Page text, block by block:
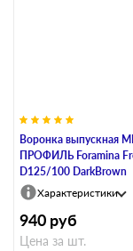
Воронка выпускная
ПРОФИЛЬ Foramina
D125/100 DarkBrown
Характеристики
940 руб
Цена за шт.